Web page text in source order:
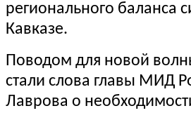
регионального баланса
Кавказе.
Поводом для новой
стали слова главы МИД
Лаврова о